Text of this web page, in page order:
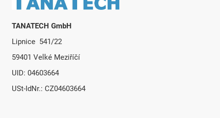
TANATECH GmbH
Lipnice 541/22
59401 Velké Meziříčí
UID: 04603664
USt-IdNr.: CZ04603664